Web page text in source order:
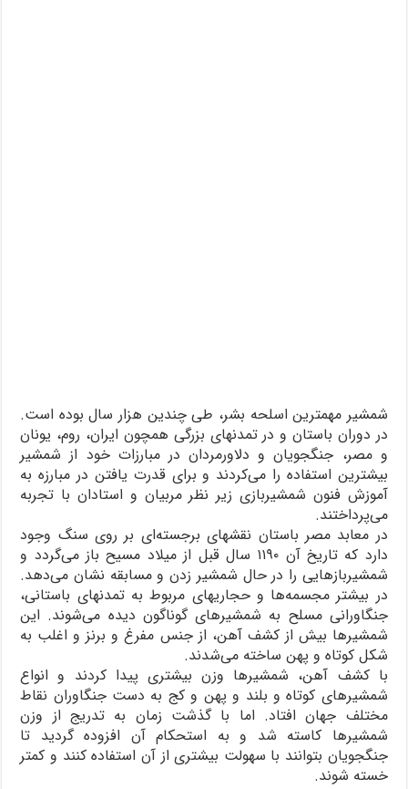
شمشیر مهمترین اسلحه بشر، طی چندین هزار سال بوده است.
در دوران باستان و در تمدنهای بزرگی همچون ایران، روم، یونان
و مصر، جنگجویان و دلاورمردان در مبارزات خود از شمشیر
بیشترین استفاده را می‌کردند و برای قدرت یافتن در مبارزه به
آموزش فنون شمشیربازی زیر نظر مربیان و استادان با تجربه
می‌پرداختند.
در معابد مصر باستان نقشهای برجسته‌ای بر روی سنگ وجود
دارد که تاریخ آن ۱۱۹۰ سال قبل از میلاد مسیح باز می‌گردد و
شمشیربازهایی را در حال شمشیر زدن و مسابقه نشان می‌دهد.
در بیشتر مجسمه‌ها و حجاریهای مربوط به تمدنهای باستانی،
جنگاورانی مسلح به شمشیرهای گوناگون دیده می‌شوند. این
شمشیرها بیش از کشف آهن، از جنس مفرغ و برنز و اغلب به
شکل کوتاه و پهن ساخته می‌شدند.
با کشف آهن، شمشیرها وزن بیشتری پیدا کردند و انواع
شمشیرهای کوتاه و بلند و پهن و کج به دست جنگاوران نقاط
مختلف جهان افتاد. اما با گذشت زمان به تدریج از وزن
شمشیرها کاسته شد و به استحکام آن افزوده گردید تا
جنگجویان بتوانند با سهولت بیشتری از آن استفاده کنند و کمتر
خسته شوند.